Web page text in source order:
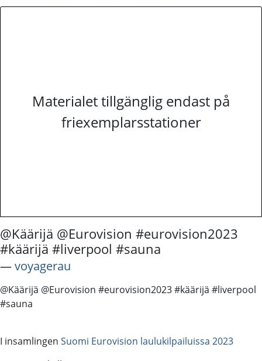
Materialet tillgänglig endast på
friexemplarsstationer
@Käärijä @Eurovision #eurovision2023
#käärijä #liverpool #sauna
―voyagerau
@Käärijä @Eurovision #eurovision2023 #käärijä #liverpool
#sauna
I insamlingen Suomi Eurovision laulukilpailuissa 2023